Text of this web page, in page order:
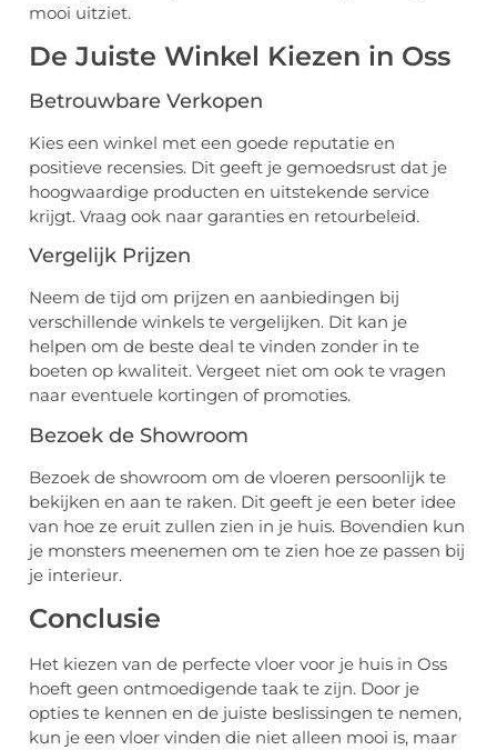
mooi uitziet.
De Juiste Winkel Kiezen in Oss
Betrouwbare Verkopen
Kies een winkel met een goede reputatie en
positieve recensies. Dit geeft je gemoedsrust dat je
hoogwaardige producten en uitstekende service
krijgt. Vraag ook naar garanties en retourbeleid.
Vergelijk Prijzen
Neem de tijd om prijzen en aanbiedingen bij
verschillende winkels te vergelijken. Dit kan je
helpen om de beste deal te vinden zonder in te
boeten op kwaliteit. Vergeet niet om ook te vragen
naar eventuele kortingen of promoties.
Bezoek de Showroom
Bezoek de showroom om de vloeren persoonlijk te
bekijken en aan te raken. Dit geeft je een beter idee
van hoe ze eruit zullen zien in je huis. Bovendien kun
je monsters meenemen om te zien hoe ze passen bij
je interieur.
Conclusie
Het kiezen van de perfecte vloer voor je huis in Oss
hoeft geen ontmoedigende taak te zijn. Door je
opties te kennen en de juiste beslissingen te nemen,
kun je een vloer vinden die niet alleen mooi is, maar